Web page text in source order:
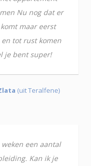
Nu nog dat er
maar eerst
tot rust komen
je bent super!
(uit Teralfene)
een aantal
Kan ik je